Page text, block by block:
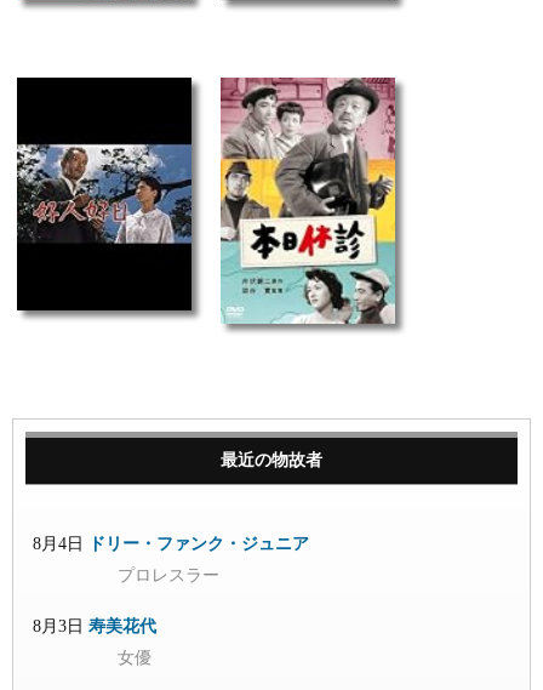
最近の物故者
8月4日
ドリー・ファンク・ジュニア
プロレスラー
8月3日 寿美花代
女優